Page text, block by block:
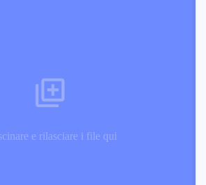
e rilasciare i file qui